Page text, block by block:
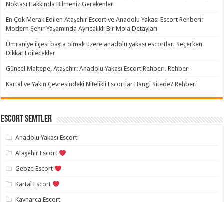
Noktası Hakkında Bilmeniz Gerekenler
En Çok Merak Edilen Ataşehir Escort ve Anadolu Yakası Escort Rehberi:
Modern Şehir Yaşamında Ayrıcalıklı Bir Mola Detayları
Ümraniye ilçesi başta olmak üzere anadolu yakası escortları Seçerken
Dikkat Edilecekler
Güncel Maltepe, Ataşehir: Anadolu Yakası Escort Rehberi. Rehberi
Kartal ve Yakın Çevresindeki Nitelikli Escortlar Hangi Sitede? Rehberi
Escort Semtler
Anadolu Yakası Escort
Ataşehir Escort
Gebze Escort
Kartal Escort
Kaynarca Escort